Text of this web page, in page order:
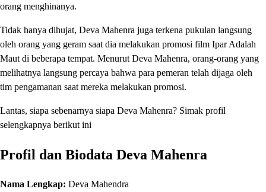
orang menghinanya.
Tidak hanya dihujat, Deva Mahenra juga terkena pukulan langsung
oleh orang yang geram saat dia melakukan promosi film Ipar Adalah
Maut di beberapa tempat. Menurut Deva Mahenra, orang-orang yang
melihatnya langsung percaya bahwa para pemeran telah dijaga oleh
tim pengamanan saat mereka melakukan promosi.
Lantas, siapa sebenarnya siapa Deva Mahenra? Simak profil
selengkapnya berikut ini
Profil dan Biodata Deva Mahenra
Nama Lengkap: Deva Mahendra